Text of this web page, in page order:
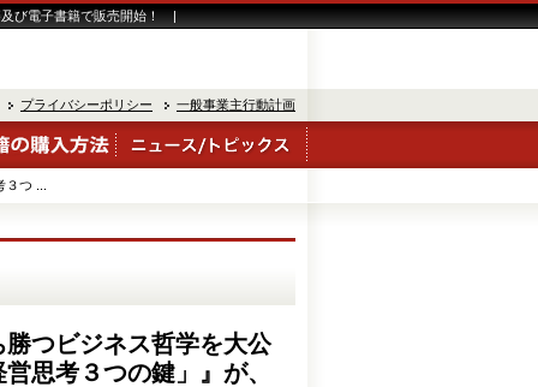
籍及び電子書籍で販売開始！ |
プライバシーポリシー 一般事業主行動計画
つ ...
つビジネス哲学を大公
思考３つの鍵」』が、